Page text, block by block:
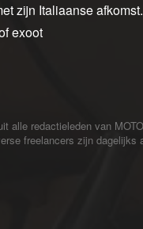
zijn Italiaanse
exoot
alle redactieleden van
freelancers zijn dagelijks